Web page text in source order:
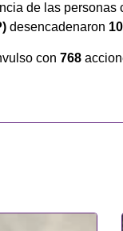
de las personas
desencadenaron
con 768